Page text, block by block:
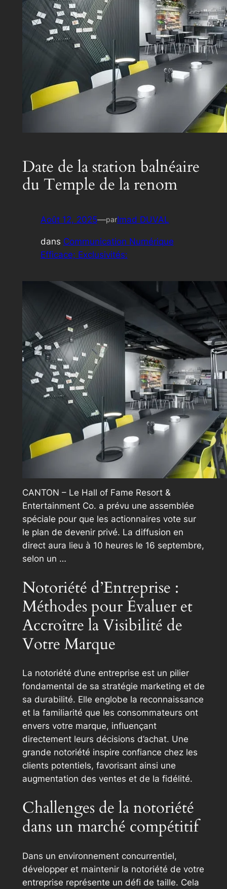
Date de la station balnéaire
du Temple de la renom
Août 12, 2025—parImad DUVAL
dans Communication Numérique
Efficace; Exclusivités:
CANTON – Le Hall of Fame Resort &
Entertainment Co. a prévu une assemblée
spéciale pour que les actionnaires vote sur
le plan de devenir privé. La diffusion en
direct aura lieu à 10 heures le 16 septembre,
selon un …
Notoriété d’Entreprise :
Méthodes pour Évaluer et
Accroître la Visibilité de
Votre Marque
La notoriété d’une entreprise est un pilier
fondamental de sa stratégie marketing et de
sa durabilité. Elle englobe la reconnaissance
et la familiarité que les consommateurs ont
envers votre marque, influençant
directement leurs décisions d’achat. Une
grande notoriété inspire confiance chez les
clients potentiels, favorisant ainsi une
augmentation des ventes et de la fidélité.
Challenges de la notoriété
dans un marché compétitif
Dans un environnement concurrentiel,
développer et maintenir la notoriété de votre
entreprise représente un défi de taille. Cela